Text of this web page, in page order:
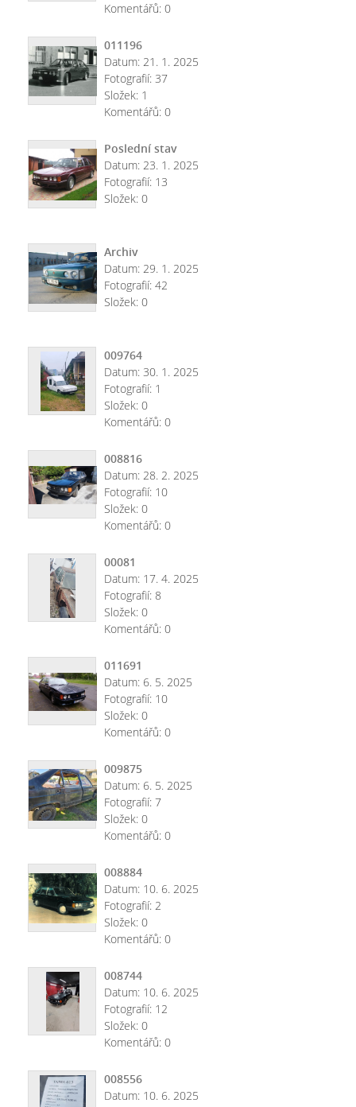
Komentářů: 0
011196
Datum: 21. 1. 2025
Fotografií: 37
Složek: 1
Komentářů: 0
Poslední stav
Datum: 23. 1. 2025
Fotografií: 13
Složek: 0
Archiv
Datum: 29. 1. 2025
Fotografií: 42
Složek: 0
009764
Datum: 30. 1. 2025
Fotografií: 1
Složek: 0
Komentářů: 0
008816
Datum: 28. 2. 2025
Fotografií: 10
Složek: 0
Komentářů: 0
00081
Datum: 17. 4. 2025
Fotografií: 8
Složek: 0
Komentářů: 0
011691
Datum: 6. 5. 2025
Fotografií: 10
Složek: 0
Komentářů: 0
009875
Datum: 6. 5. 2025
Fotografií: 7
Složek: 0
Komentářů: 0
008884
Datum: 10. 6. 2025
Fotografií: 2
Složek: 0
Komentářů: 0
008744
Datum: 10. 6. 2025
Fotografií: 12
Složek: 0
Komentářů: 0
008556
Datum: 10. 6. 2025